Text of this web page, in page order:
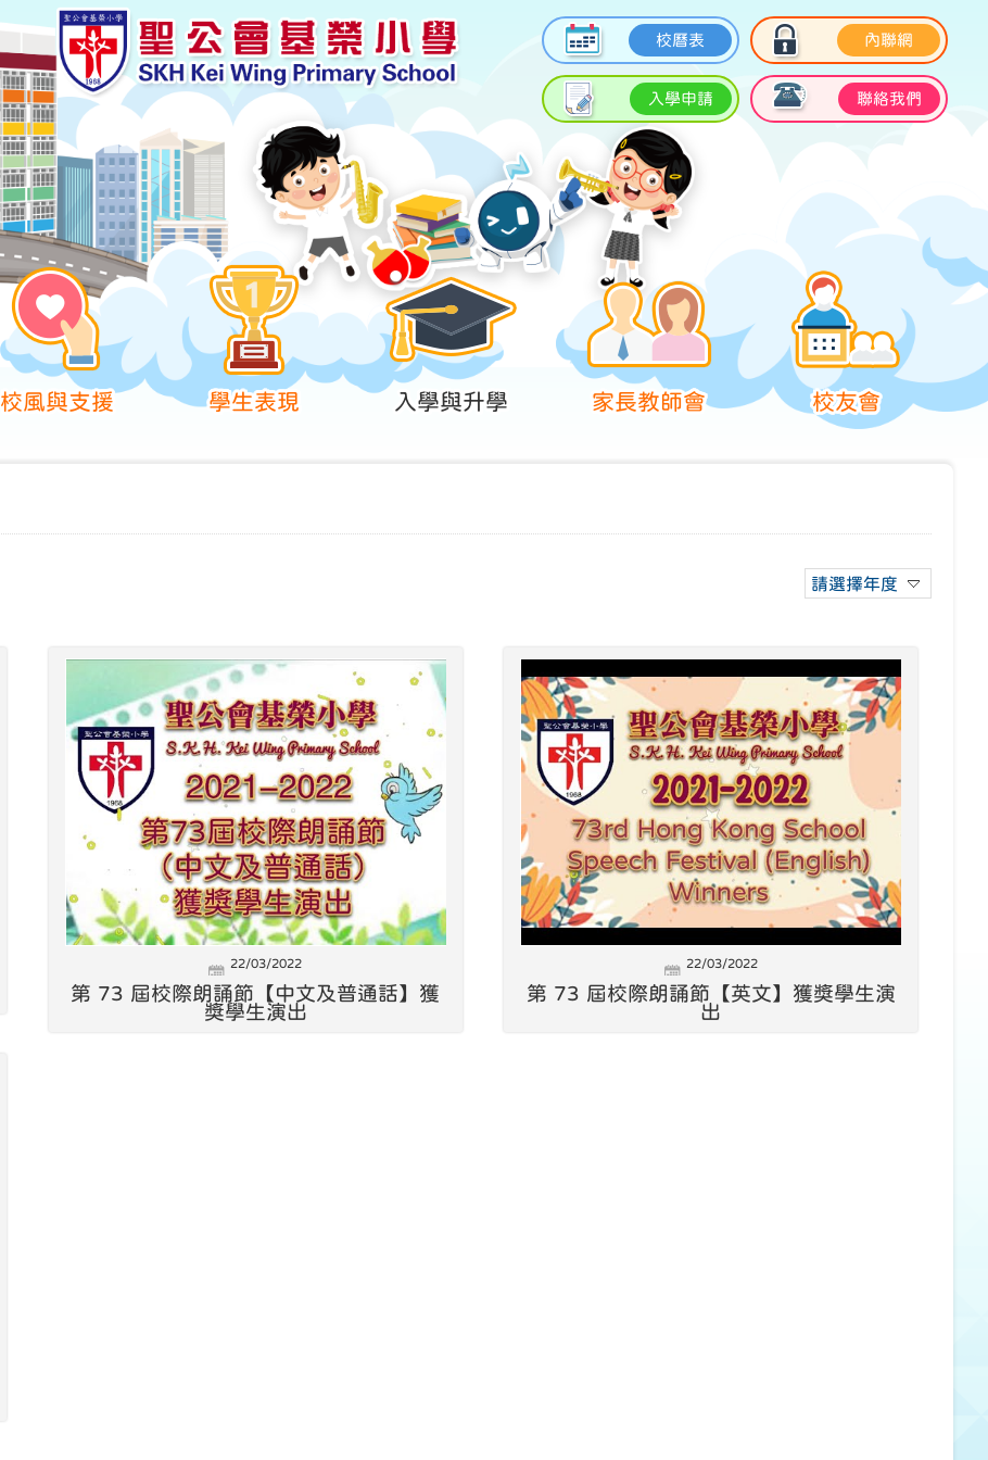
校曆表 內聯網
入學申請 聯絡我們
校風與支援 學生表現 入學與升學 家長教師會 校友會
請選擇年度
22/03/2022
第 73 屆校際朗誦節【中文及普通話】獲
獎學生演出
22/03/2022
第 73 屆校際朗誦節【英文】獲獎學生演
出